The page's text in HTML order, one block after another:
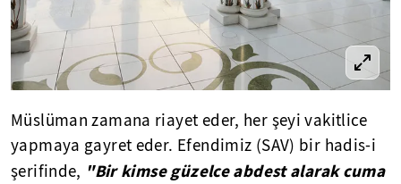
Müslüman zamana riayet eder, her şeyi vakitlice
yapmaya gayret eder. Efendimiz (SAV) bir hadis-i
şerifinde, "Bir kimse güzelce abdest alarak cuma